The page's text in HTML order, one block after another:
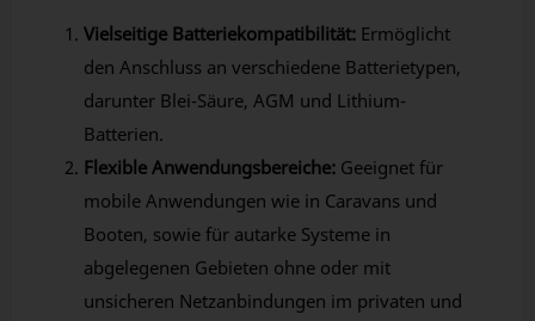
Vielseitige Batteriekompatibilität: Ermöglicht
den Anschluss an verschiedene Batterietypen,
darunter Blei-Säure, AGM und Lithium-
Batterien.
Flexible Anwendungsbereiche: Geeignet für
mobile Anwendungen wie in Caravans und
Booten, sowie für autarke Systeme in
abgelegenen Gebieten ohne oder mit
unsicheren Netzanbindungen im privaten und